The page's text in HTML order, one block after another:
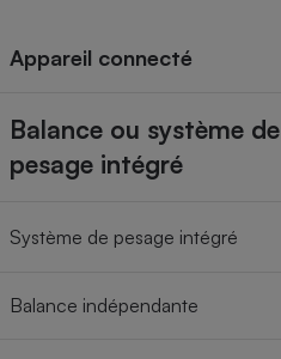
Appareil connecté
Balance ou système de
pesage intégré
Système de pesage intégré
Balance indépendante